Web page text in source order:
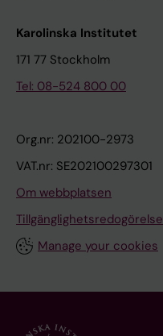
Karolinska Institutet
171 77 Stockholm
Tel: 08-524 800 00
Org.nr: 202100-2973
VAT.nr: SE202100297301
Om webbplatsen
Tillgänglighetsredogörelse
Manage your cookies